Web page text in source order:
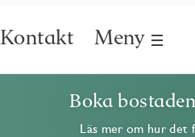
Kontakt Meny
Boka
Läs mer om hur det